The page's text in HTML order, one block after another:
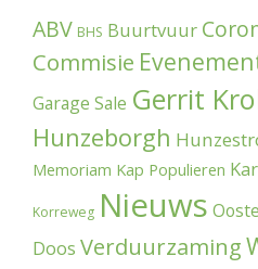
ABV BHS Buurtvuur
Commisie
Garage Sale Gerrit
Hunzeborgh
Memoriam Kap Populieren
Korreweg Nieuws
Doos Verduurzaming